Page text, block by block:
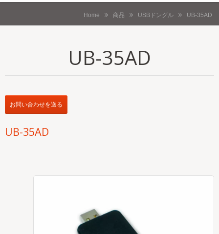
Home 商品 USBドングル UB-35AD
UB-35AD
お問い合わせを送る
UB-35AD